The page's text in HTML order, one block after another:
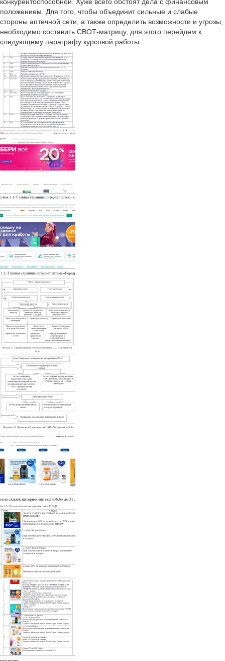
положением. Для того, чтобы объединит сильные и слабые
стороны аптечной сети, а также определить возможности и угрозы,
необходимо составить СВОТ-матрицу, для этого перейдем к
следующему параграфу курсовой работы.